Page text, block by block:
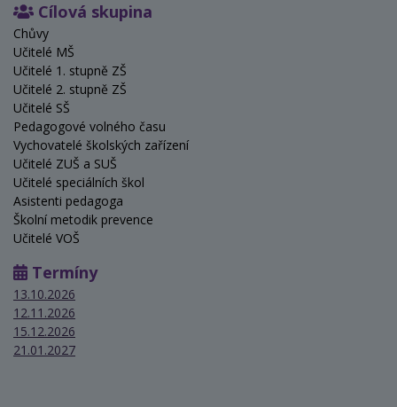
Cílová skupina
Chůvy
Učitelé MŠ
Učitelé 1. stupně ZŠ
Učitelé 2. stupně ZŠ
Učitelé SŠ
Pedagogové volného času
Vychovatelé školských zařízení
Učitelé ZUŠ a SUŠ
Učitelé speciálních škol
Asistenti pedagoga
Školní metodik prevence
Učitelé VOŠ
Termíny
13.10.2026
12.11.2026
15.12.2026
21.01.2027